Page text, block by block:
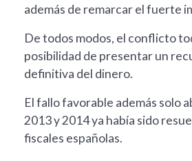
además de remarcar el fuerte
De todos modos, el conflicto
posibilidad de presentar un
definitiva del dinero.
El fallo favorable además solo
2013 y 2014 ya había sido
fiscales españolas.